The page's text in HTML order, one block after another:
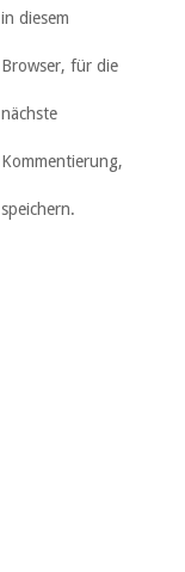
in diesem
Browser, für die
nächste
Kommentierung,
speichern.